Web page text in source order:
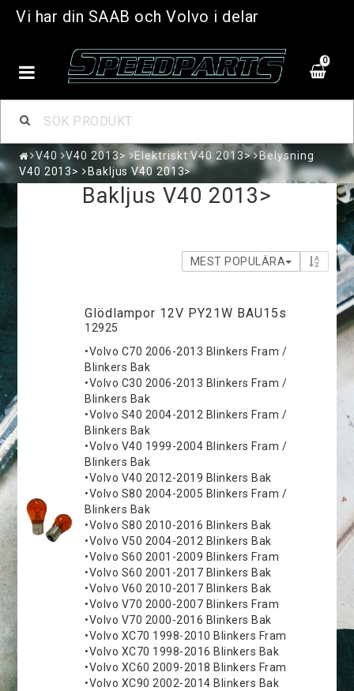
Vi har din SAAB och Volvo i delar
0
V40 V40 2013> Elektriskt V40 2013>
Belysning
V40 2013>
Bakljus V40 2013>
Bakljus V40 2013>
MEST POPULÄRA
Glödlampor 12V PY21W BAU15s
12925
•Volvo C70 2006-2013 Blinkers Fram /
Blinkers Bak
•Volvo C30 2006-2013 Blinkers Fram /
Blinkers Bak
•Volvo S40 2004-2012 Blinkers Fram /
Blinkers Bak
•Volvo V40 1999-2004 Blinkers Fram /
Blinkers Bak
•Volvo V40 2012-2019 Blinkers Bak
•Volvo S80 2004-2005 Blinkers Fram /
Blinkers Bak
•Volvo S80 2010-2016 Blinkers Bak
•Volvo V50 2004-2012 Blinkers Bak
•Volvo S60 2001-2009 Blinkers Fram
•Volvo S60 2001-2017 Blinkers Bak
•Volvo V60 2010-2017 Blinkers Bak
•Volvo V70 2000-2007 Blinkers Fram
•Volvo V70 2000-2016 Blinkers Bak
•Volvo XC70 1998-2010 Blinkers Fram
•Volvo XC70 1998-2016 Blinkers Bak
•Volvo XC60 2009-2018 Blinkers Fram
•Volvo XC90 2002-2014 Blinkers Bak